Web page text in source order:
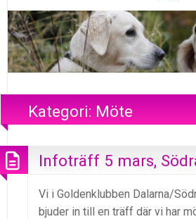
Kategori: Möte
Infoträff 5 mars,
Vi i Goldenklubben Dalarna/
bjuder in till en träff där vi har